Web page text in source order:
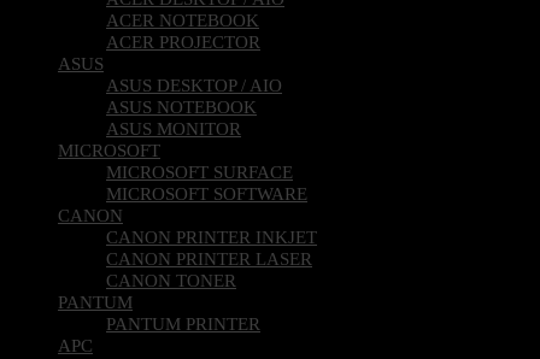
ACER NOTEBOOK
ACER PROJECTOR
ASUS
ASUS DESKTOP / AIO
ASUS NOTEBOOK
ASUS MONITOR
MICROSOFT
MICROSOFT SURFACE
MICROSOFT SOFTWARE
CANON
CANON PRINTER INKJET
CANON PRINTER LASER
CANON TONER
PANTUM
PANTUM PRINTER
APC